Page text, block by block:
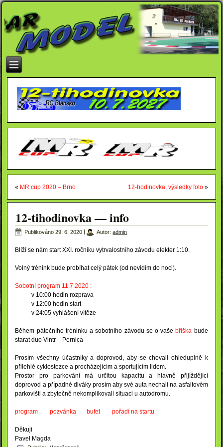
« MR cup 2020 – Brno 12-hodinovka, výsledky foto»
12-tihodinovka — info
Publikováno 29. 6. 2020 Autor: admin
Blíží se nám start XXI. ročníku vytrvalostního závodu elekter 1:10.
Volný trénink bude probíhat celý pátek (od nevidím do noci).
Sobotní program 11.7.2020 :
v 10:00 hodin rozprava
v 12:00 hodin start
v 24:05 vyhlášení vítěze
Během pátečního tréninku a sobotního závodu se o vaše bříška bude
starat duo Vintr – Pernica
Prosím všechny účastníky a doprovod, aby se chovali ohleduplně k
přilehlé cyklostezce a procházejícím a sportujícím lidem.
Prostor pro parkování má určitou kapacitu a hlavně přijíždějící
doprovod a případné diváky prosím aby své auta nechali na asfaltovém
parkovišti a zbytečně nekomplikovali situaci u autodromu.
program pozvánka bufet pořadí na startu
Děkuji
Pavel Magda